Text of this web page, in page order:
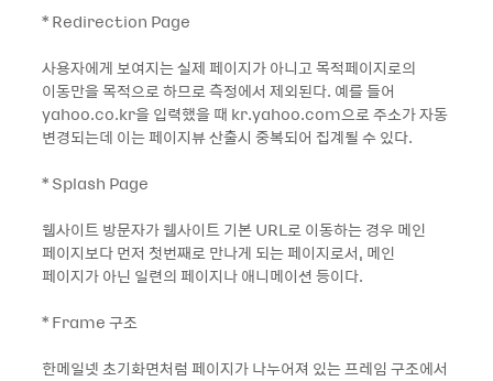
* Redirection Page
사용자에게 보여지는 실제 페이지가 아니고 목적페이지로의
이동만을 목적으로 하므로 측정에서 제외된다. 예를 들어
yahoo.co.kr을 입력했을 때 kr.yahoo.com으로 주소가 자동
변경되는데 이는 페이지뷰 산출시 중복되어 집계될 수 있다.
* Splash Page
웹사이트 방문자가 웹사이트 기본 URL로 이동하는 경우 메인
페이지보다 먼저 첫번째로 만나게 되는 페이지로서, 메인
페이지가 아닌 일련의 페이지나 애니메이션 등이다.
* Frame 구조
한메일넷 초기화면처럼 페이지가 나누어져 있는 프레임 구조에서